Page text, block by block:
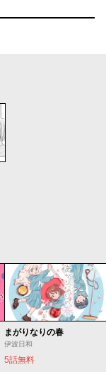
まがりなりの春
伊波日和
5話無料